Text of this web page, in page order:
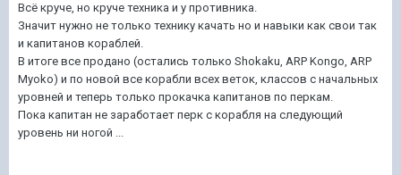
Всё круче, но круче техника и у противника.
Значит нужно не только технику качать но и навыки как свои так
и капитанов кораблей.
В итоге все продано (остались только Shokaku, ARP Kongo, ARP
Myoko) и по новой все корабли всех веток, классов с начальных
уровней и теперь только прокачка капитанов по перкам.
Пока капитан не заработает перк с корабля на следующий
уровень ни ногой ...